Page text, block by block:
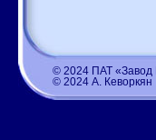
© 2024 ПАТ «Завод
© 2024 А. Кеворкян